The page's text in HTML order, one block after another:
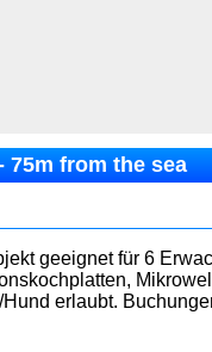
75m from the sea
geeignet für 6
erlaubt.